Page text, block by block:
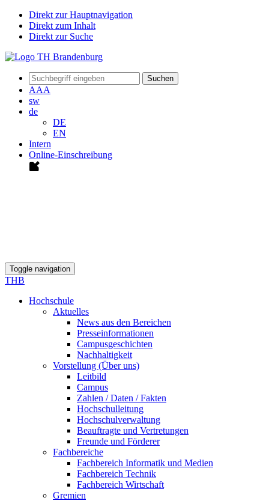
Direkt zur Hauptnavigation
Direkt zum Inhalt
Direkt zur Suche
Suchen
AAA
sw
de
DE
EN
Intern
Online-Einschreibung
Toggle navigation
THB
Hochschule
Aktuelles
News aus den Bereichen
Presseinformationen
Campusgeschichten
Nachhaltigkeit
Vorstellung (Über uns)
Leitbild
Campus
Zahlen / Daten / Fakten
Hochschulleitung
Hochschulverwaltung
Beauftragte und Vertretungen
Freunde und Förderer
Fachbereiche
Fachbereich Informatik und Medien
Fachbereich Technik
Fachbereich Wirtschaft
Gremien